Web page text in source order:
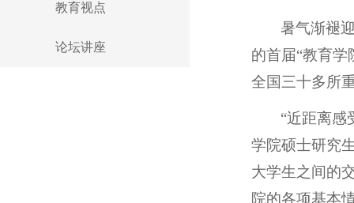
教育视点
论坛讲座
暑气渐褪
的首届“教育
全国三十多所
“近距离感
学院硕士研究
大学生之间的
院的各项基本